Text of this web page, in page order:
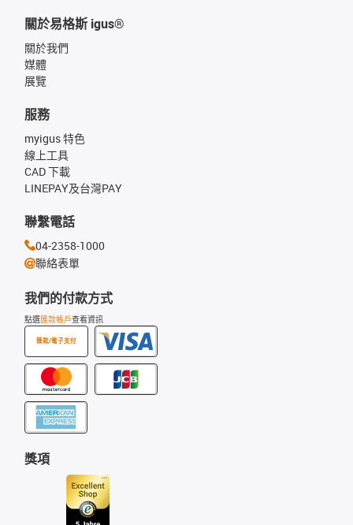
關於易格斯 igus®
關於我們
媒體
展覽
我們的付款方式
點選匯款帳戶查看資訊
匯款/電子支付
服務
myigus 特色
線上工具
CAD 下載
LINEPAY及台灣PAY
獎項
聯繫電話
04-2358-1000
聯絡表單